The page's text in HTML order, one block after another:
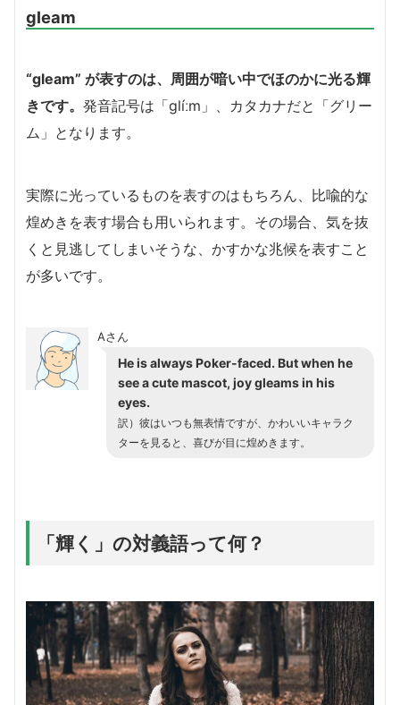
gleam
“gleam” が表すのは、周囲が暗い中でほのかに光る輝
きです。 発音記号は「glíːm」、カタカナだと「グリー
ム」となります。
実際に光っているものを表すのはもちろん、比喩的な
煌めきを表す場合も用いられます。その場合、気を抜
くと見逃してしまいそうな、かすかな兆候を表すこと
が多いです。
Aさん
He is always Poker-faced. But when he
see a cute mascot, joy gleams in his
eyes.
訳）彼はいつも無表情ですが、かわいいキャラク
ターを見ると、喜びが目に煌めきます。
「輝く」の対義語って何？